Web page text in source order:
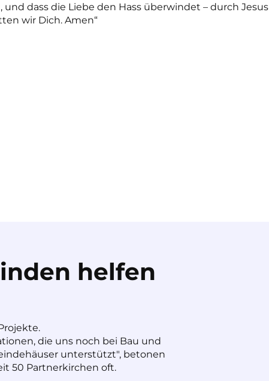
dass die Liebe den Hass überwindet – durch Jesus
wir Dich. Amen“
helfen
die uns noch bei Bau und
unterstützt", betonen
50 Partnerkirchen oft.